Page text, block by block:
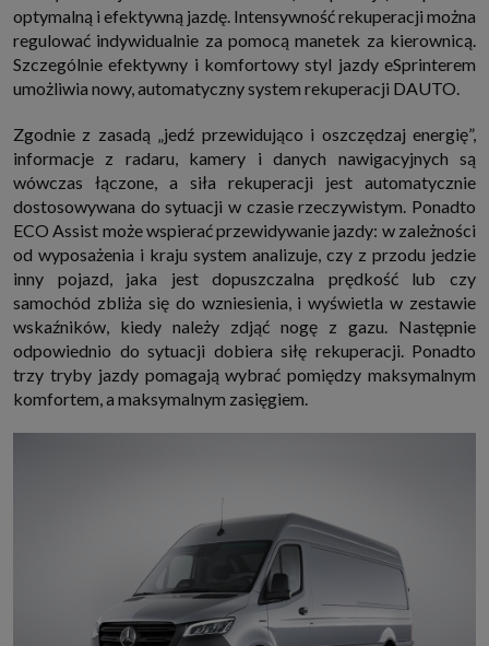
optymalną i efektywną jazdę. Intensywność rekuperacji można
regulować indywidualnie za pomocą manetek za kierownicą.
Szczególnie efektywny i komfortowy styl jazdy eSprinterem
umożliwia nowy, automatyczny system rekuperacji DAUTO.
Zgodnie z zasadą „jedź przewidująco i oszczędzaj energię”,
informacje z radaru, kamery i danych nawigacyjnych są
wówczas łączone, a siła rekuperacji jest automatycznie
dostosowywana do sytuacji w czasie rzeczywistym. Ponadto
ECO Assist może wspierać przewidywanie jazdy: w zależności
od wyposażenia i kraju system analizuje, czy z przodu jedzie
inny pojazd, jaka jest dopuszczalna prędkość lub czy
samochód zbliża się do wzniesienia, i wyświetla w zestawie
wskaźników, kiedy należy zdjąć nogę z gazu. Następnie
odpowiednio do sytuacji dobiera siłę rekuperacji. Ponadto
trzy tryby jazdy pomagają wybrać pomiędzy maksymalnym
komfortem, a maksymalnym zasięgiem.